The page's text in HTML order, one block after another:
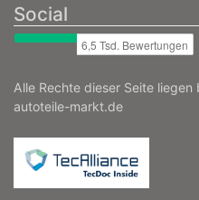
Social
Alle Rechte dieser Seite liegen
autoteile-markt.de